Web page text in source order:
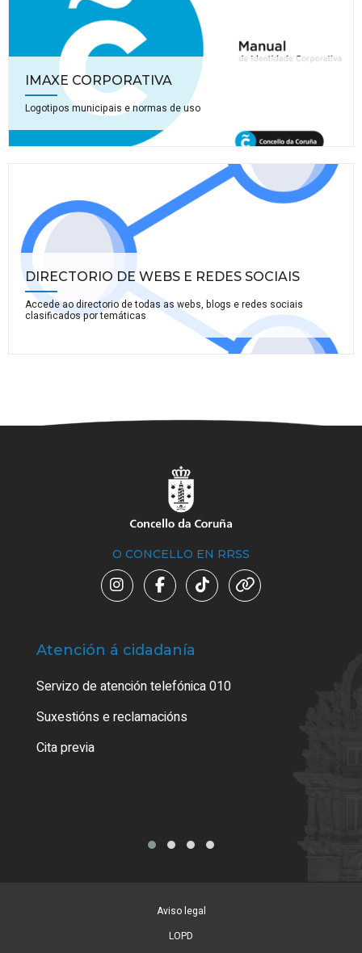
IMAXE CORPORATIVA
Logotipos municipais e normas de uso
DIRECTORIO DE WEBS E REDES SOCIAIS
Accede ao directorio de todas as webs, blogs e redes sociais
clasificados por temáticas
O CONCELLO EN RRSS
Atención á cidadanía
Servizo de atención telefónica 010
Suxestións e reclamacións
Cita previa
Aviso legal
LOPD